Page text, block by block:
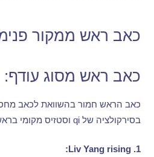
כאב ראש ממקור
כאב ראש מסוג עודף:
כאב הראש חמור בהשוואת לכאב
בסירקולציה שלqi וסטזיס מקומי
1.
Liv Yang rising: